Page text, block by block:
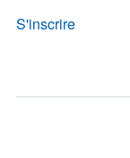
S'inscrire